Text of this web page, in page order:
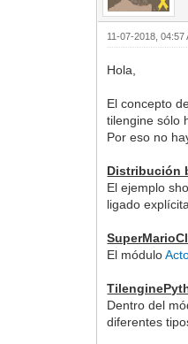
11-07-2018, 04:57
Hola,
El concepto
tilengine sólo
Por eso no
Distribución
El ejemplo
ligado
El módulo
Dentro del
diferentes